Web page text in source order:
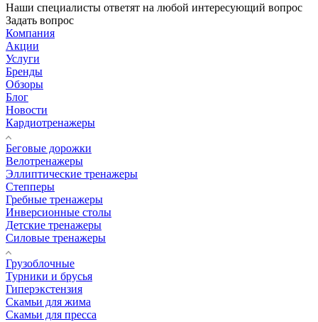
Наши специалисты ответят на любой интересующий вопрос
Задать вопрос
Компания
Акции
Услуги
Бренды
Обзоры
Блог
Новости
Кардиотренажеры
Беговые дорожки
Велотренажеры
Эллиптические тренажеры
Степперы
Гребные тренажеры
Инверсионные столы
Детские тренажеры
Силовые тренажеры
Грузоблочные
Турники и брусья
Гиперэкстензия
Скамьи для жима
Скамьи для пресса